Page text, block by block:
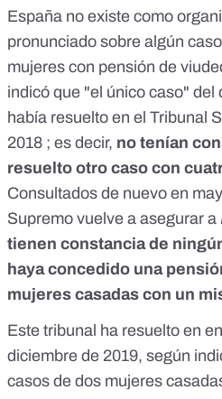
España no existe como
pronunciado sobre algún
mujeres con pensión de
indicó que "el único caso" del
había resuelto en el Tribunal
2018 ; es decir, no tenían
resuelto otro caso con
Consultados de nuevo en
Supremo vuelve a asegurar a
tienen constancia de
haya concedido una
mujeres casadas con un
Este tribunal ha resuelto en
diciembre de 2019, según
casos de dos mujeres